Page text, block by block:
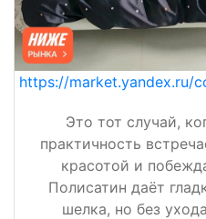
https://market.yandex.ru/
Это тот случай,
практичность
красотой и
Полисатин даёт
шелка, но без